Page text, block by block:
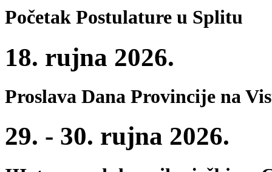
Početak Postulature u Splitu
18. rujna 2026.
Proslava Dana Provincije na
29. - 30. rujna 2026.